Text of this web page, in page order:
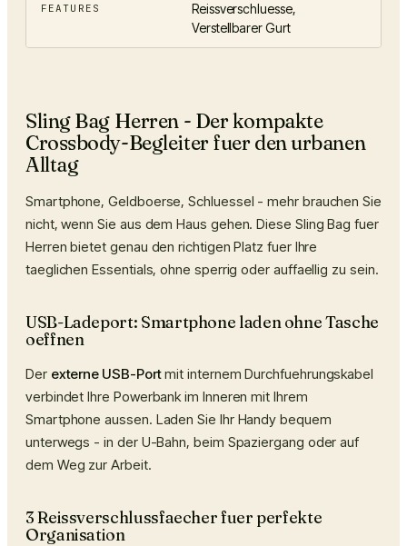
FEATURES
Reissverschluesse,
Verstellbarer Gurt
Sling Bag Herren - Der kompakte
Crossbody-Begleiter fuer den urbanen
Alltag
Smartphone, Geldboerse, Schluessel - mehr brauchen Sie
nicht, wenn Sie aus dem Haus gehen. Diese Sling Bag fuer
Herren bietet genau den richtigen Platz fuer Ihre
taeglichen Essentials, ohne sperrig oder auffaellig zu sein.
USB-Ladeport: Smartphone laden ohne Tasche
oeffnen
Der externe USB-Portmit internem Durchfuehrungskabel
verbindet Ihre Powerbank im Inneren mit Ihrem
Smartphone aussen. Laden Sie Ihr Handy bequem
unterwegs - in der U-Bahn, beim Spaziergang oder auf
dem Weg zur Arbeit.
3 Reissverschlussfaecher fuer perfekte
Organisation